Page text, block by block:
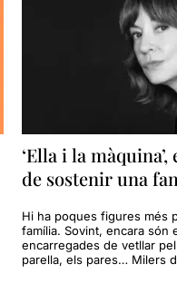
‘Ella i la
de sostenir una
Hi ha poques figures més
família. Sovint, encara són
encarregades de vetllar
parella, els pares… Milers